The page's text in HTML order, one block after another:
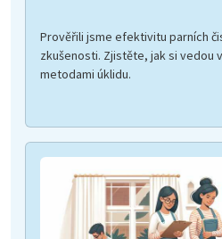
Prověřili jsme efektivitu parních
zkušenosti. Zjistěte, jak si vedou
metodami úklidu.